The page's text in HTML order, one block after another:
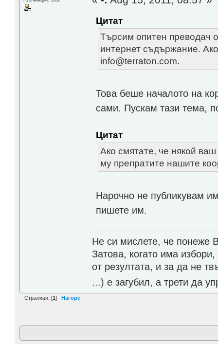
Цитат
Tърсим опитен преводач
интернет съдържание.
info@terraton.com.
Това беше началото на
сами. Пускам тази тема,
Цитат
Ако смятате, че някой
му препратите нашите
Нарочно не публикувам
пишете им.
Не си мислете, че понеже
Затова, когато има
от резултата, и за да не
...) е загубил, а трети да
Страници: [1] Нагоре